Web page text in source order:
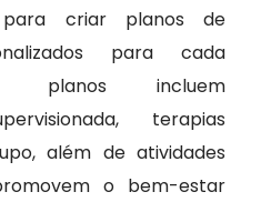
criar planos de
para cada
planos incluem
terapias
além de atividades
o bem-estar